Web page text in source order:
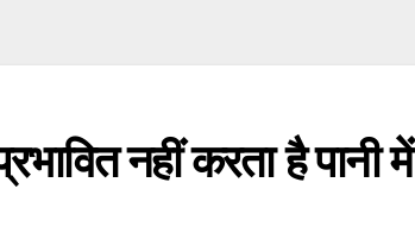
नहीं करता है पानी